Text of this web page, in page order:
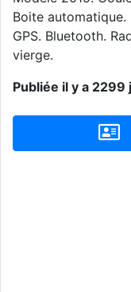
Boite
GPS. Bluetooth.
vierge.
Publiée il y a